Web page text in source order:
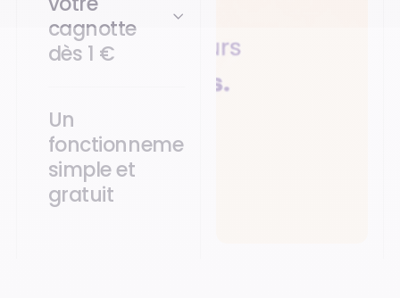
cagnotte
dès 1 €
Un
fonctionnement
simple et
gratuit